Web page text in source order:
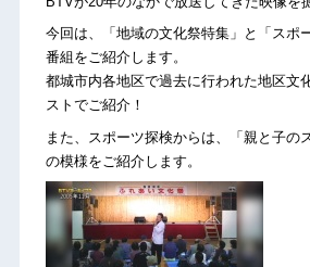
今回は、「地域の文化祭特集」と「スポ
番組をご紹介します。
都城市内各地区で過去に行われた地区文
ストでご紹介！
また、スポーツ探検からは、「親と子の
の模様をご紹介します。